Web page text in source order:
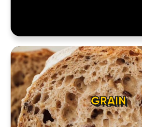
GRAIN